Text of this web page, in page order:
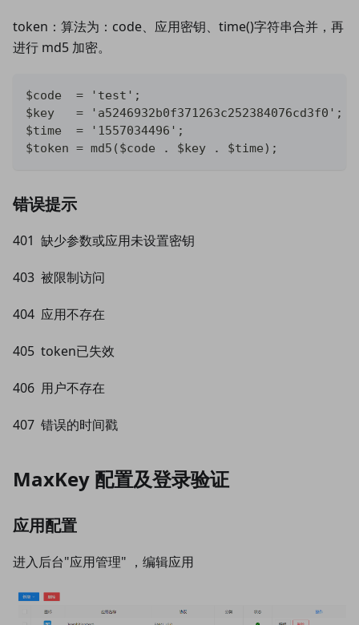
token：算法为：code、应用密钥、time()字符串合并，再
进行 md5 加密。
$code  = 'test';
$key   = 'a5246932b0f371263c252384076cd3f0';
$time  = '1557034496';
$token = md5($code . $key . $time);
错误提示
401 缺少参数或应用未设置密钥
403 被限制访问
404 应用不存在
405 token已失效
406 用户不存在
407 错误的时间戳
MaxKey 配置及登录验证
应⽤配置
进⼊后台"应⽤管理" ，编辑应⽤